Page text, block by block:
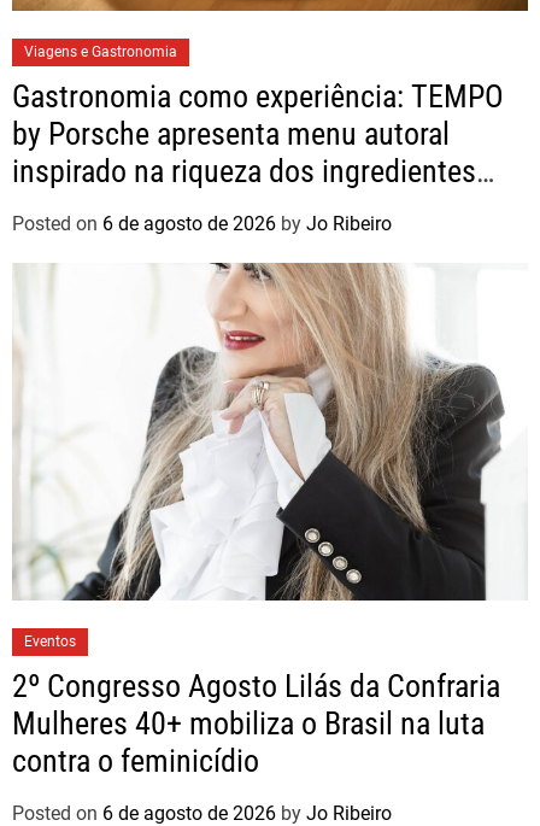
Viagens e Gastronomia
Gastronomia como experiência: TEMPO
by Porsche apresenta menu autoral
inspirado na riqueza dos ingredientes
brasileiros
Posted on 6 de agosto de 2026 by Jo Ribeiro
Eventos
2º Congresso Agosto Lilás da Confraria
Mulheres 40+ mobiliza o Brasil na luta
contra o feminicídio
Posted on 6 de agosto de 2026 by Jo Ribeiro